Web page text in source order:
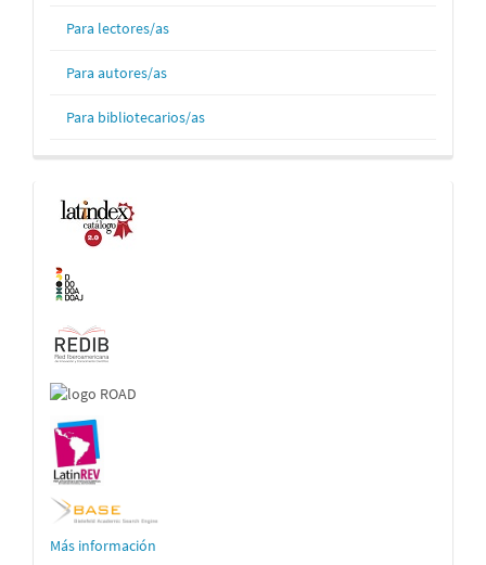
Para lectores/as
Para autores/as
Para bibliotecarios/as
Indexaciones
Más información